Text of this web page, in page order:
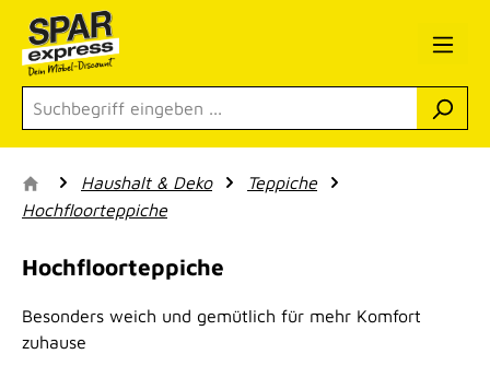
Zum Hauptinhalt springen
Haushalt & Deko
Teppiche
Hochfloorteppiche
Hochfloorteppiche
Besonders weich und gemütlich für mehr Komfort
zuhause